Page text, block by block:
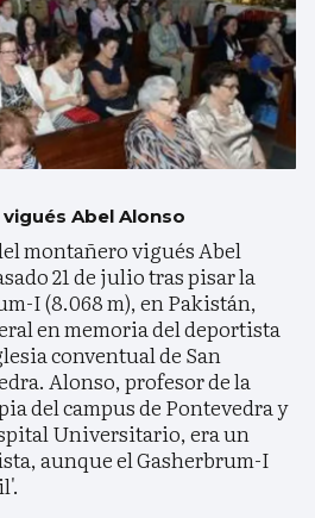
Abel Alonso
montañero vigués Abel
21 de julio tras pisar la
I (8.068 m), en Pakistán,
en memoria del deportista
conventual de San
Alonso, profesor de la
del campus de Pontevedra y
Universitario, era un
aunque el Gasherbrum-I